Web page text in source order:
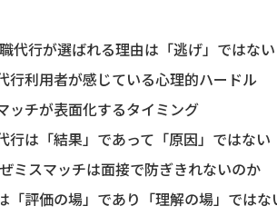
代行が選ばれる理由は「逃げ」ではない
行利用者が感じている心理的ハードル
ッチが表面化するタイミング
行は「結果」であって「原因」ではない
ミスマッチは面接で防ぎきれないのか
「評価の場」であり「理解の場」ではな